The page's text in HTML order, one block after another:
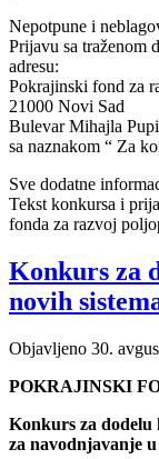
Nepotpune i
Prijavu sa traženom
adresu:
Pokrajinski fond za
21000 Novi Sad
Bulevar Mihajla
sa naznakom “ Za
Sve dodatne
Tekst konkursa i
fonda za razvoj
Konkurs za
novih
Objavljeno 30.
POKRAJINSKI
Konkurs za dodelu
za navodnjavanje